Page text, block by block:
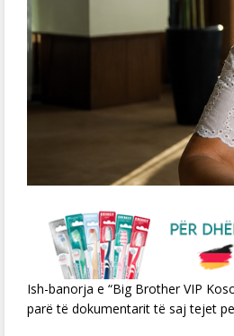
Ish-banorja e “Big Brother VIP
parë të dokumentarit të saj tejet